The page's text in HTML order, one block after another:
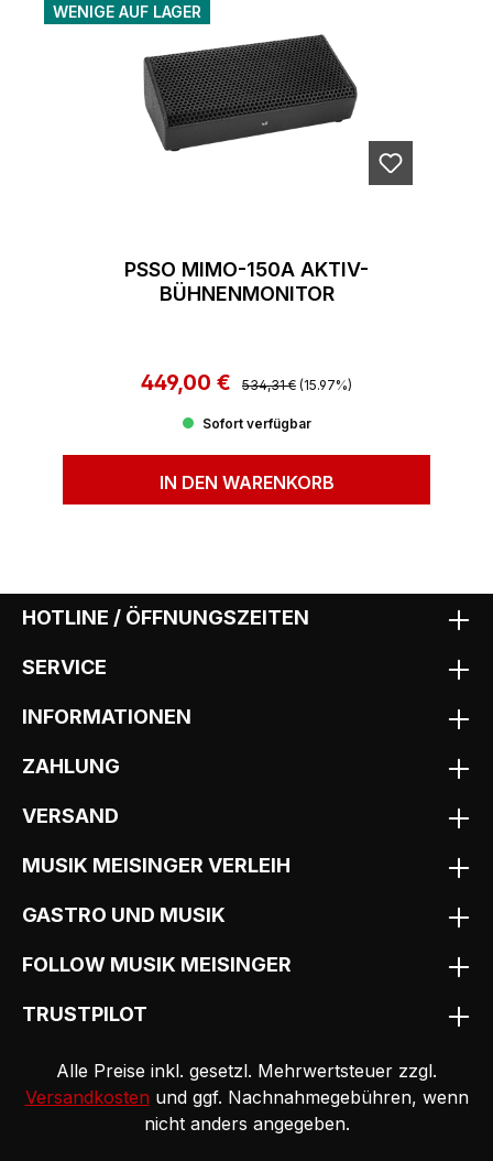
WENIGE AUF LAGER
PSSO MIMO-150A AKTIV-
BÜHNENMONITOR
Verkaufspreis:
449,00 € Regulärer Preis:
534,31 € (15.97%)
Sofort verfügbar
IN DEN WARENKORB
HOTLINE / ÖFFNUNGSZEITEN
SERVICE
INFORMATIONEN
ZAHLUNG
VERSAND
MUSIK MEISINGER VERLEIH
GASTRO UND MUSIK
FOLLOW MUSIK MEISINGER
TRUSTPILOT
Alle Preise inkl. gesetzl. Mehrwertsteuer zzgl.
Versandkosten und ggf. Nachnahmegebühren, wenn
nicht anders angegeben.